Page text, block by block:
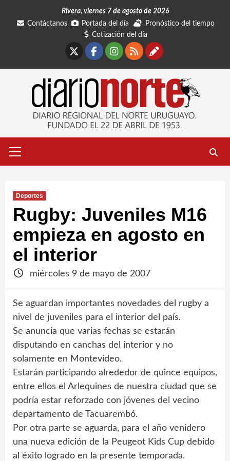
Rivera, viernes 7 de agosto de 2026
Contáctanos
Portada del día
Pronóstico del tiempo
Cotización del día
Facebook
Instagram
RSSContáctanos
primario
Deportes
Rugby: Juveniles M16
empieza en agosto en
el interior
miércoles 9 de mayo de 2007
Se aguardan importantes novedades del rugby a
nivel de juveniles para el interior del país.
Se anuncia que varias fechas se estarán
disputando en canchas del interior y no
solamente en Montevideo.
Estarán participando alrededor de quince equipos,
entre ellos el Arlequines de nuestra ciudad que se
podría estar reforzado con jóvenes del vecino
departamento de Tacuarembó.
Por otra parte se aguarda, para el año venidero
una nueva edición de la Peugeot Kids Cup debido
al éxito logrado en la presente temporada.